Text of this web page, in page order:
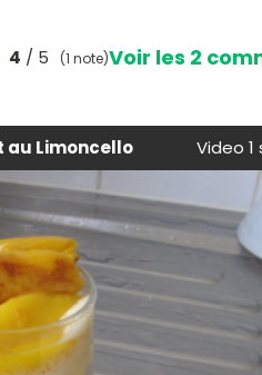
4 / 5 (1 note)Voir les 2
au Limoncello Video 1